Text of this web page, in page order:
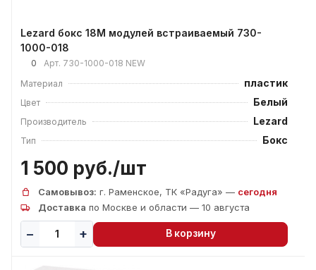
Lezard бокс 18М модулей встраиваемый 730-
1000-018
0 Арт. 730-1000-018 NEW
Материал
пластик
Цвет Белый
Производитель Lezard
Тип Бокс
1 500 руб./шт
Самовывоз: г. Раменское, ТК «Радуга» — сегодня
Доставка по Москве и области — 10 августа
В корзину